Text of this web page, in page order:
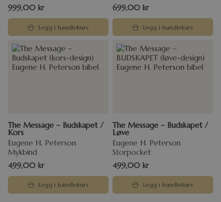
999,00 kr
Legg i handlekurv
699,00 kr
Legg i handlekurv
The Message – Budskapet /
Kors
Eugene H. Peterson
Mykbind
499,00 kr
Legg i handlekurv
The Message – Budskapet /
Løve
Eugene H. Peterson
Storpocket
499,00 kr
Legg i handlekurv